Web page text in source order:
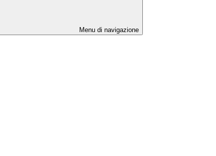
Menu di navigazione